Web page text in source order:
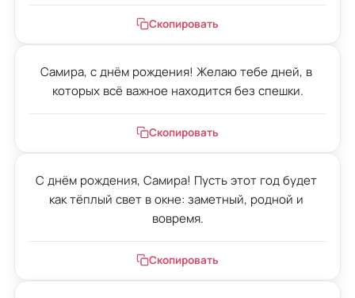
Скопировать
Самира, с днём рождения! Желаю тебе дней, в
которых всё важное находится без спешки.
Скопировать
С днём рождения, Самира! Пусть этот год будет
как тёплый свет в окне: заметный, родной и
вовремя.
Скопировать